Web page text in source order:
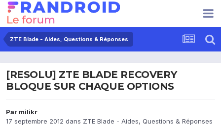
ZTE Blade - Aides, Questions & Réponses
[RESOLU] ZTE BLADE RECOVERY
BLOQUE SUR CHAQUE OPTIONS
Par milikr
17 septembre 2012 dans ZTE Blade - Aides, Questions & Réponses